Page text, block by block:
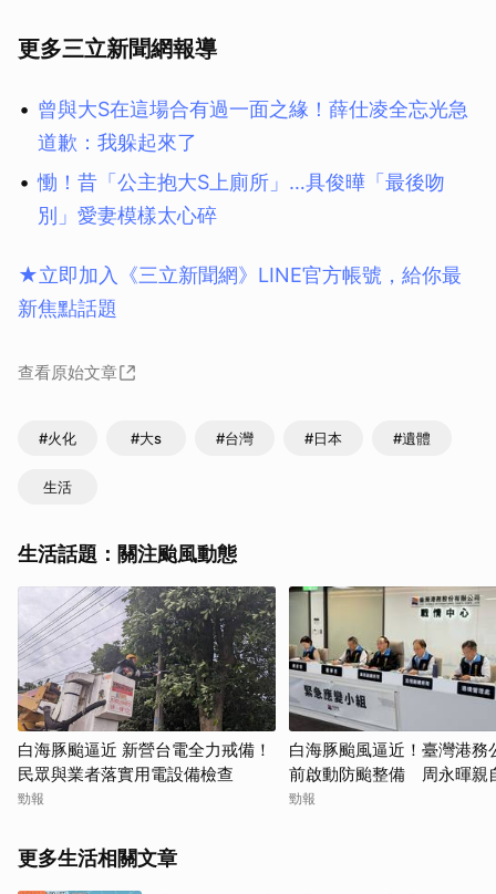
更多三立新聞網報導
曾與大S在這場合有過一面之緣！薛仕凌全忘光急
道歉：我躲起來了
慟！昔「公主抱大S上廁所」…具俊曄「最後吻
別」愛妻模樣太心碎
★立即加入《三立新聞網》LINE官方帳號，給你最
新焦點話題
查看原始文章
#火化 #大s #台灣 #日本 #遺體
生活
生活話題：關注颱風動態
白海豚颱逼近 新營台電全力戒備！
民眾與業者落實用電設備檢查
勁報
白海豚颱風逼近！臺灣港務
前啟動防颱整備 周永暉親
應變會議
勁報
更多生活相關文章
取消